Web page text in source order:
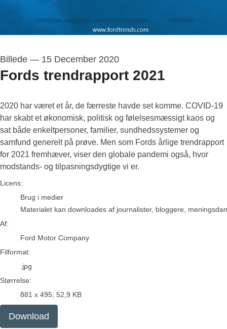
Billede — 15 December 2020
Fords trendrapport 2021
2020 har været et år, de færreste havde set komme. COVID-19
har skabt et økonomisk, politisk og følelsesmæssigt kaos og
sat både enkeltpersoner, familier, sundhedssystemer og
samfund generelt på prøve. Men som Fords årlige trendrapport
for 2021 fremhæver, viser den globale pandemi også, hvor
modstands- og tilpasningsdygtige vi er.
Ford Motor Company
Licens:
Brug i medier
Materialet kan downloades af journalister, bloggere,
Af:
Ford Motor Company
Filformat:
.jpg
Størrelse:
881 x 495, 52,9 KB
Download